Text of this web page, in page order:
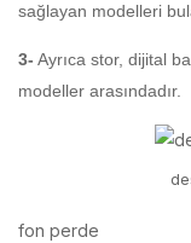
sağlayan modelleri
3- Ayrıca stor, dijital
modeller arasındadır.
fon perde